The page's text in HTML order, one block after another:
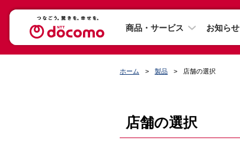
商品・サービス お知らせ
ホーム 製品 店舗の選択
店舗の選択